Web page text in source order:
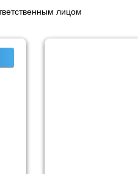
лицом